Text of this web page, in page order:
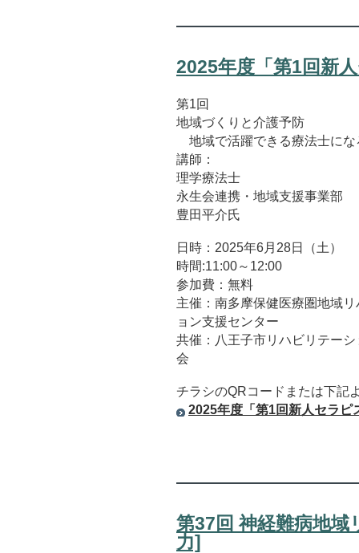
2025年度「第1回新
第1回
地域づくりと介護予防
地域で活躍できる療法士にな
講師：
理学療法士
永生会連携・地域支援事業部
豊田平介氏
日時：2025年6月28日（土）
時間:11:00～12:00
参加費：無料
主催：南多摩保健医療圏地域
ョン支援センター
共催：八王子市リハビリテー
会
チラシのQRコードまたは下記
2025年度「第1回新人セラピ
第37回 神経難病地
力]